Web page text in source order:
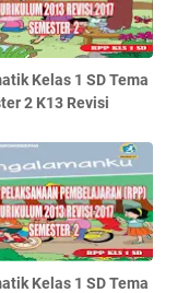
Kelas 1 SD Tema
2 K13 Revisi
Kelas 1 SD Tema